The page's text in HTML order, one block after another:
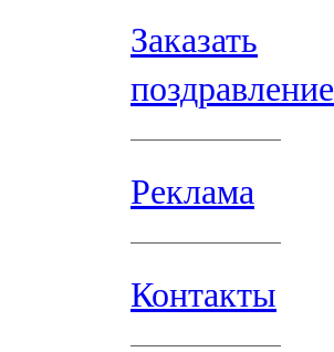
Заказать
поздравление
Реклама
Контакты